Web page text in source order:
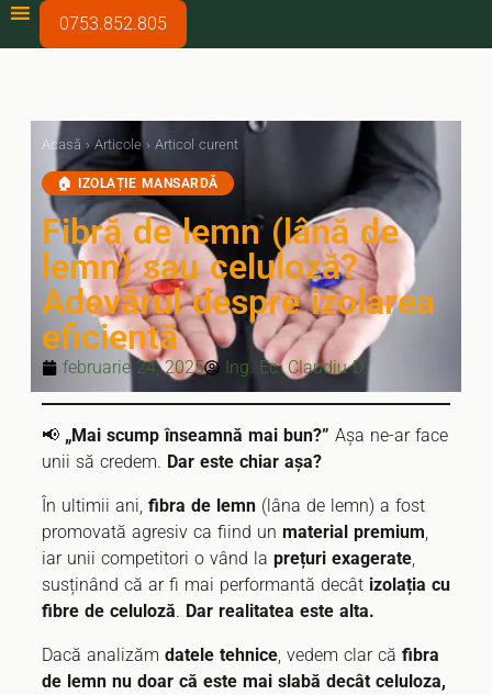
0753.852.805
Acasă ›Articole› Articol curent
🏠 IZOLAȚIE MANSARDĂ
Fibră de lemn (lână de
lemn) sau celuloză?
Adevărul despre izolarea
eficientă
februarie 24, 2025 Ing. Ec. Claudiu D.
📢 „Mai scump înseamnă mai bun?” Așa ne-ar face
unii să credem. Dar este chiar așa?
În ultimii ani, fibra de lemn (lâna de lemn) a fost
promovată agresiv ca fiind un material premium,
iar unii competitori o vând la prețuri exagerate,
susținând că ar fi mai performantă decât izolația cu
fibre de celuloză. Dar realitatea este alta.
Dacă analizăm datele tehnice, vedem clar că fibra
de lemn nu doar că este mai slabă decât celuloza,